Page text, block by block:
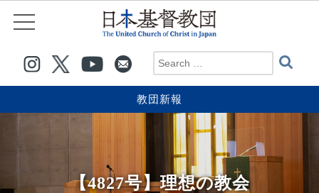
教団新報
【4827号】理想の教会